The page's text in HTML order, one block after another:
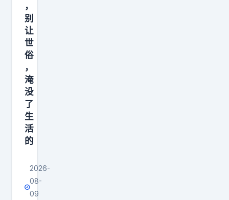
是
好
朋
友
的
身
份
来
找
汤
结
果
，
别
让
世
俗
，
淹
没
了
生
活
的
2026-
08-
09